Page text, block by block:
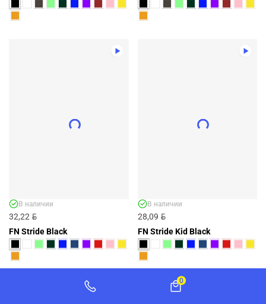
32,22 BYN
В наличии
FN Stride Black
28,09 BYN
В наличии
FN Stride Kid Black
0